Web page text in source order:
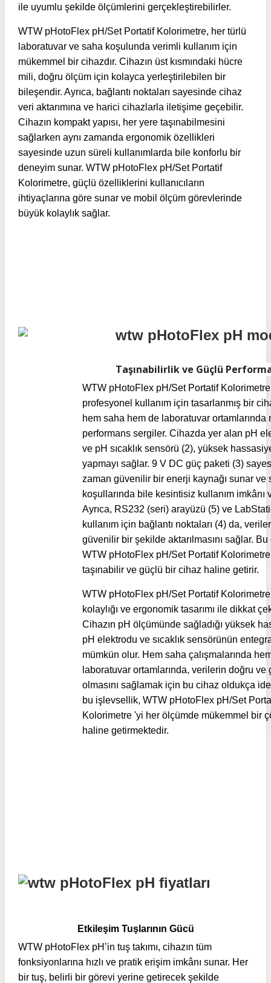
ile uyumlu şekilde ölçümlerini gerçekleştirebilirler.
WTW pHotoFlex pH/Set Portatif Kolorimetre, her türlü
laboratuvar ve saha koşulunda verimli kullanım için
mükemmel bir cihazdır. Cihazın üst kısmındaki hücre
mili, doğru ölçüm için kolayca yerleştirilebilen bir
bileşendir. Ayrıca, bağlantı noktaları sayesinde cihaz
veri aktarımına ve harici cihazlarla iletişime geçebilir.
Cihazın kompakt yapısı, her yere taşınabilmesini
sağlarken aynı zamanda ergonomik özellikleri
sayesinde uzun süreli kullanımlarda bile konforlu bir
deneyim sunar. WTW pHotoFlex pH/Set Portatif
Kolorimetre, güçlü özelliklerini kullanıcıların
ihtiyaçlarına göre sunar ve mobil ölçüm görevlerinde
büyük kolaylık sağlar.
Taşınabilirlik ve Güçlü
WTW pHotoFlex pH/Set Portatif
profesyonel kullanım için tasarlanmış bir
hem saha hem de laboratuvar ortamlarında
performans sergiler. Cihazda yer alan pH
ve pH sıcaklık sensörü (2), yüksek
yapmayı sağlar. 9 V DC güç paketi (3)
zaman güvenilir bir enerji kaynağı sunar ve
koşullarında bile kesintisiz kullanım imkânı
Ayrıca, RS232 (seri) arayüzü (5) ve
kullanım için bağlantı noktaları (4) da,
güvenilir bir şekilde aktarılmasını sağlar.
WTW pHotoFlex pH/Set Portatif
taşınabilir ve güçlü bir cihaz haline getirir.
WTW pHotoFlex pH/Set Portatif
kolaylığı ve ergonomik tasarımı ile dikkat
Cihazın pH ölçümünde sağladığı yüksek
pH elektrodu ve sıcaklık sensörünün
mümkün olur. Hem saha çalışmalarında
laboratuvar ortamlarında, verilerin doğru ve
olmasını sağlamak için bu cihaz oldukça
bu işlevsellik, WTW pHotoFlex pH/Set
Kolorimetre 'yi her ölçümde mükemmel bir
haline getirmektedir.
Etkileşim Tuşlarının Gücü
WTW pHotoFlex pH’in tuş takımı, cihazın tüm
fonksiyonlarına hızlı ve pratik erişim imkânı sunar. Her
bir tuş, belirli bir görevi yerine getirecek şekilde